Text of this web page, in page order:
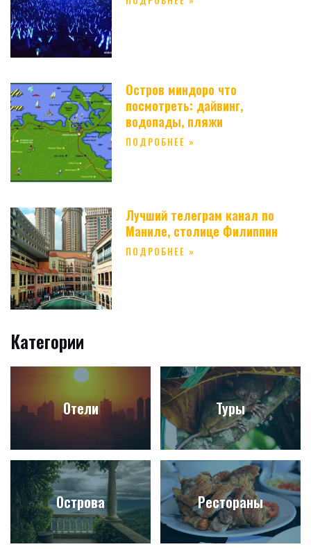
Остров миндоро что
посмотреть: дайвинг,
водопады, пляжи
ПОДРОБНЕЕ »
Лучший телеграм канал по
Маниле, столице Филиппин
ПОДРОБНЕЕ »
Категории
Отели Туры
Острова Рестораны